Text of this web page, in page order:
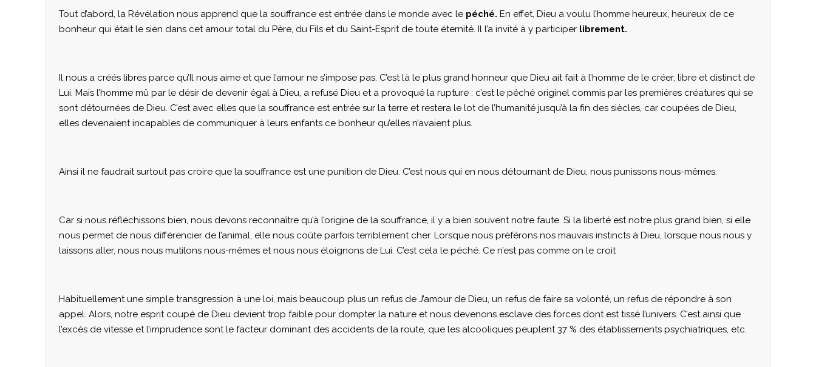
Tout d’abord, la Révélation nous apprend que la souffrance est entrée dans le monde avec le péché. En effet, Dieu a voulu l’homme heureux, heureux de ce
bonheur qui était le sien dans cet amour total du Père, du Fils et du Saint-Esprit de toute éternité. Il l’a invité à y participer librement.
Il nous a créés libres parce qu’Il nous aime et que l’amour ne s’impose pas. C’est là le plus grand honneur que Dieu ait fait à l’homme de le créer, libre et distinct de
Lui. Mais l’homme mû par le désir de devenir égal à Dieu, a refusé Dieu et a provoqué la rupture : c’est le péché originel commis par les premières créatures qui se
sont détournées de Dieu. C’est avec elles que la souffrance est entrée sur la terre et restera le lot de l’humanité jusqu’à la fin des siècles, car coupées de Dieu,
elles devenaient incapables de communiquer à leurs enfants ce bonheur qu’elles n’avaient plus.
Ainsi il ne faudrait surtout pas croire que la souffrance est une punition de Dieu. C’est nous qui en nous détournant de Dieu, nous punissons nous-mêmes.
Car si nous réfléchissons bien, nous devons reconnaître qu’à l’origine de la souffrance, il y a bien souvent notre faute. Si la liberté est notre plus grand bien, si elle
nous permet de nous différencier de l’animal, elle nous coûte parfois terriblement cher. Lorsque nous préférons nos mauvais instincts à Dieu, lorsque nous nous y
laissons aller, nous nous mutilons nous-mêmes et nous nous éloignons de Lui. C’est cela le péché. Ce n’est pas comme on le croit
Habituellement une simple transgression à une loi, mais beaucoup plus un refus de J’amour de Dieu, un refus de faire sa volonté, un refus de répondre à son
appel. Alors, notre esprit coupé de Dieu devient trop faible pour dompter la nature et nous devenons esclave des forces dont est tissé l’univers. C’est ainsi que
l’excès de vitesse et l’imprudence sont le facteur dominant des accidents de la route, que les alcooliques peuplent 37 % des établissements psychiatriques, etc.